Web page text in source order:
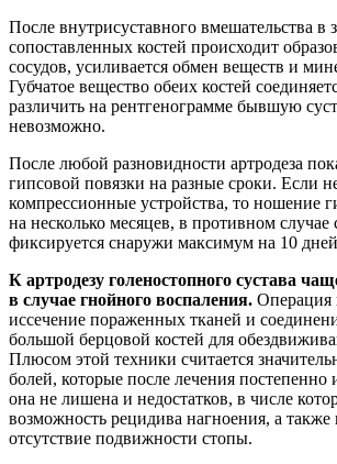
После внутрисуставного вмешательства в
сопоставленных костей происходит
сосудов, усиливается обмен веществ и
Губчатое вещество обеих костей
различить на рентгенограмме бывшую
невозможно.
После любой разновидности артродеза
гипсовой повязки на разные сроки. Если
компрессионные устройства, то ношение
на несколько месяцев, в противном случае
фиксируется снаружи максимум на 10
К артродезу голеностопного сустава
в случае гнойного воспаления. Операция
иссечение пораженных тканей и
большой берцовой костей для
Плюсом этой техники считается
болей, которые после лечения постепенно
она не лишена и недостатков, в числе
возможность рецидива нагноения, а
отсутствие подвижности стопы.